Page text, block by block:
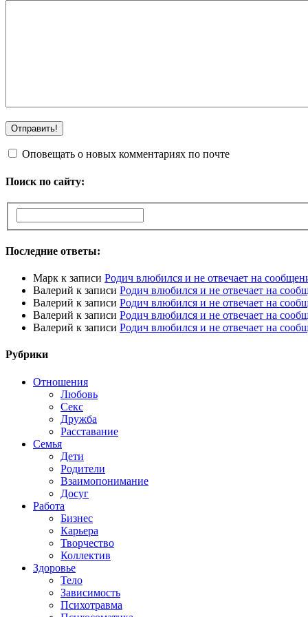
Оповещать о новых комментариях по почте
Поиск по сайту:
Последние ответы:
Марк к записи Родич влюбился и не отвечает на
Валерий к записи Родич влюбился и не отвечает на
Валерий к записи Родич влюбился и не отвечает на
Валерий к записи Родич влюбился и не отвечает на
Валерий к записи Родич влюбился и не отвечает на
Рубрики
Отношения
Любовь
Секс
Дружба
Расставание
Семья
Дети
Родители
Взаимопонимание
Досуг
Работа
Бизнес
Карьера
Творчество
Коллектив
Здоровье
Тело
Зависимость
Психотравма